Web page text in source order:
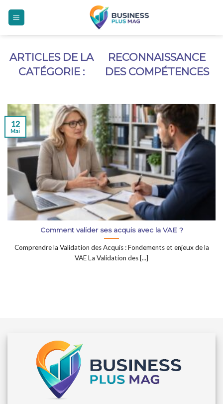
RECONNAISSANCE
DES COMPÉTENCES
Comment valider ses acquis avec la VAE ?
Comprendre la Validation des Acquis : Fondements et enjeux de la
VAE La Validation des [...]
12
Mai